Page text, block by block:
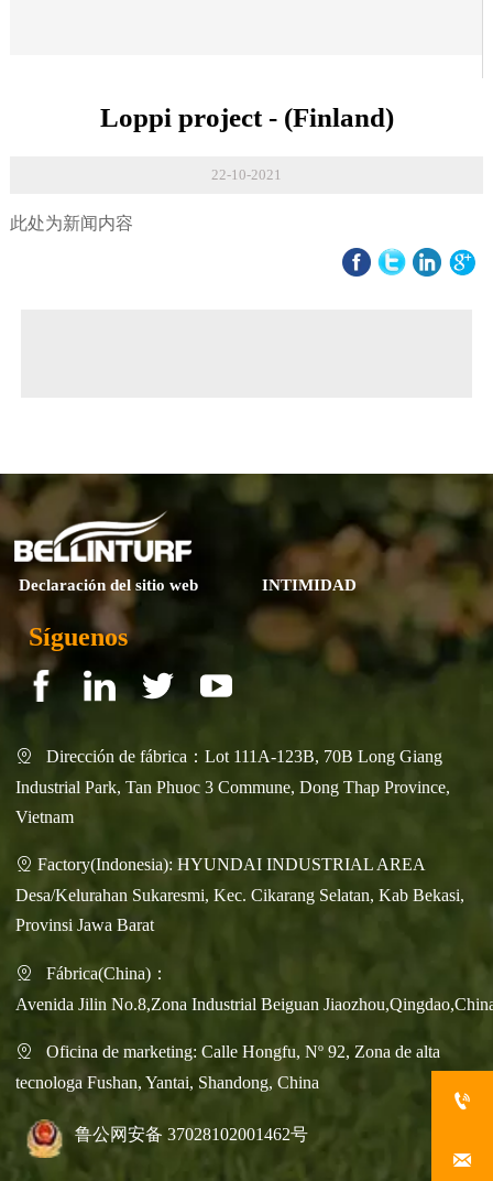
Loppi project - (Finland)
22-10-2021
此处为新闻内容
Declaración del sitio web INTIMIDAD
Síguenos

Dirección de fábrica：Lot 111A-123B, 70B Long Giang
Industrial Park, Tan Phuoc 3 Commune, Dong Thap Province,
Vietnam
 Factory(Indonesia): HYUNDAI INDUSTRIAL AREA
Desa/Kelurahan Sukaresmi, Kec. Cikarang Selatan, Kab Bekasi,
Provinsi Jawa Barat

Fábrica(China)：
Avenida Jilin No.8,Zona Industrial Beiguan

Oficina de marketing: Calle Hongfu, Nº 92, Zona de alta
tecnologa Fushan, Yantai, Shandong, China
鲁公网安备 37028102001462号

